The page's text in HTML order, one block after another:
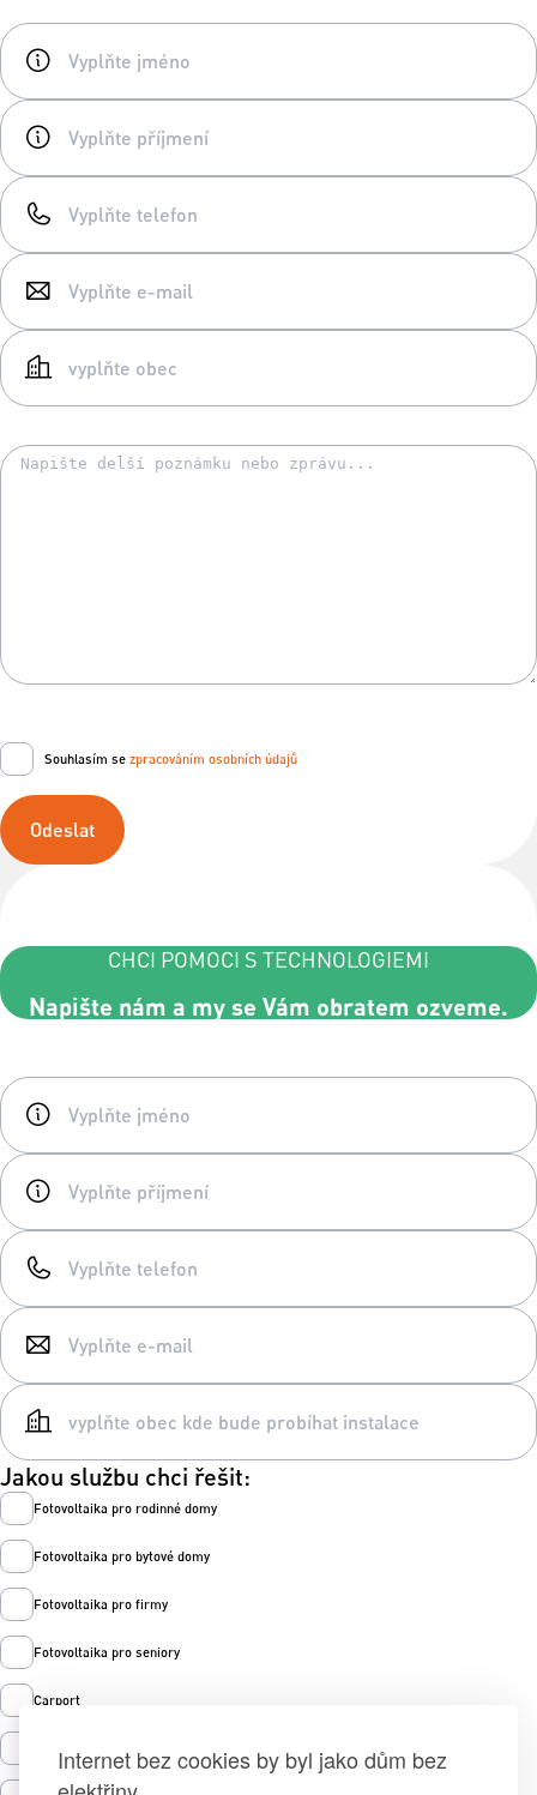
Internet bez cookies by byl jako dům bez
Souhlasím se zpracováním osobních údajů
Odeslat
CHCI POMOCI S TECHNOLOGIEMI
Napište nám a my se Vám obratem ozveme.
Jakou službu chci řešit:
Fotovoltaika pro rodinné domy
Fotovoltaika pro bytové domy
Fotovoltaika pro firmy
Fotovoltaika pro seniory
Carport